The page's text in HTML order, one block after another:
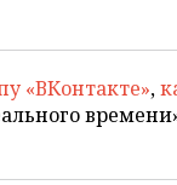
«ВКонтакте»,